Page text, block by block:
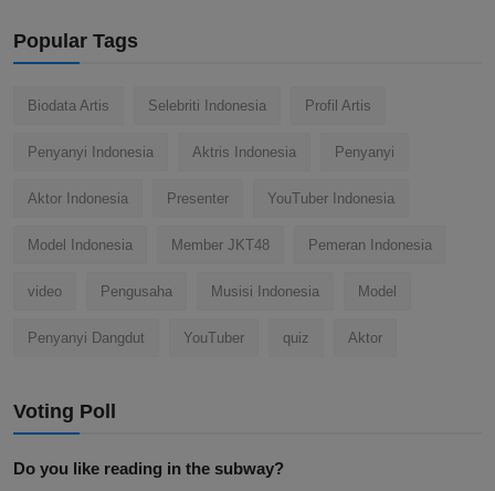
Popular Tags
Biodata Artis Selebriti Indonesia Profil Artis
Penyanyi Indonesia Aktris Indonesia Penyanyi
Aktor Indonesia Presenter YouTuber Indonesia
Model Indonesia Member JKT48 Pemeran Indonesia
video Pengusaha Musisi Indonesia Model
Penyanyi Dangdut YouTuber quiz Aktor
Voting Poll
Do you like reading in the subway?